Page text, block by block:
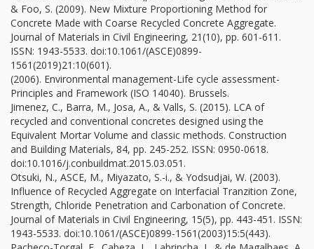
& Foo, S. (2009). New Mixture Proportioning Method for
Concrete Made with Coarse Recycled Concrete Aggregate.
Journal of Materials in Civil Engineering, 21(10), pp. 601-611.
ISSN: 1943-5533. doi:10.1061/(ASCE)0899-
1561(2019)21:10(601).
(2006). Environmental management-Life cycle assessment-
Principles and Framework (ISO 14040). Brussels.
Jimenez, C., Barra, M., Josa, A., & Valls, S. (2015). LCA of
recycled and conventional concretes designed using the
Equivalent Mortar Volume and classic methods. Construction
and Building Materials, 84, pp. 245-252. ISSN: 0950-0618.
doi:10.1016/j.conbuildmat.2015.03.051.
Otsuki, N., ASCE, M., Miyazato, S.-i., & Yodsudjai, W. (2003).
Influence of Recycled Aggregate on Interfacial Tranzition Zone,
Strength, Chloride Penetration and Carbonation of Concrete.
Journal of Materials in Civil Engineering, 15(5), pp. 443-451. ISSN:
1943-5533. doi:10.1061/(ASCE)0899-1561(2003)15:5(443).